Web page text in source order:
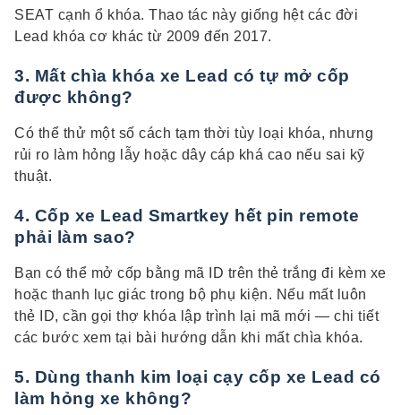
SEAT cạnh ổ khóa. Thao tác này giống hệt các đời
Lead khóa cơ khác từ 2009 đến 2017.
3. Mất chìa khóa xe Lead có tự mở cốp
được không?
Có thể thử một số cách tạm thời tùy loại khóa, nhưng
rủi ro làm hỏng lẫy hoặc dây cáp khá cao nếu sai kỹ
thuật.
4. Cốp xe Lead Smartkey hết pin remote
phải làm sao?
Bạn có thể mở cốp bằng mã ID trên thẻ trắng đi kèm xe
hoặc thanh lục giác trong bộ phụ kiện. Nếu mất luôn
thẻ ID, cần gọi thợ khóa lập trình lại mã mới — chi tiết
các bước xem tại bài hướng dẫn khi mất chìa khóa.
5. Dùng thanh kim loại cạy cốp xe Lead có
làm hỏng xe không?